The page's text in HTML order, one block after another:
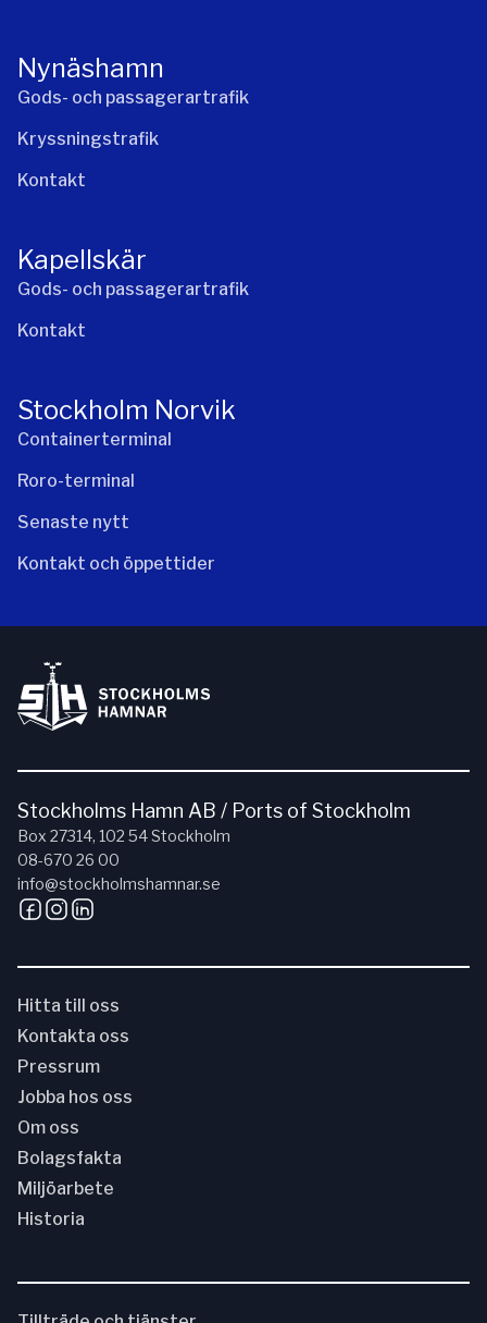
Nynäshamn
Gods- och passagerartrafik
Kryssningstrafik
Kontakt
Kapellskär
Gods- och passagerartrafik
Kontakt
Stockholm Norvik
Containerterminal
Roro-terminal
Senaste nytt
Kontakt och öppettider
Stockholms Hamn AB / Ports of Stockholm
Box 27314, 102 54 Stockholm
08-670 26 00
info@stockholmshamnar.se
Hitta till oss
Kontakta oss
Pressrum
Jobba hos oss
Om oss
Bolagsfakta
Miljöarbete
Historia